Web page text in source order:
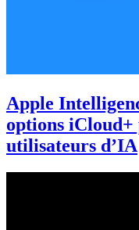
Apple
options iCloud+
utilisateurs d’IA